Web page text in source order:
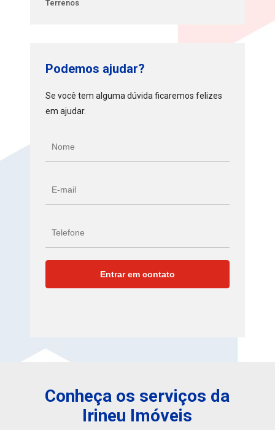
Terrenos
Podemos ajudar?
Se você tem alguma dúvida ficaremos felizes
em ajudar.
Conheça os serviços da
Irineu Imóveis